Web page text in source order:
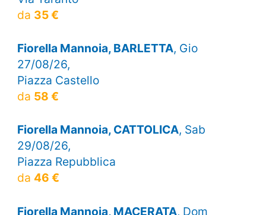
da 35 €
Fiorella Mannoia, BARLETTA, Gio
27/08/26,
Piazza Castello
da 58 €
Fiorella Mannoia, CATTOLICA, Sab
29/08/26,
Piazza Repubblica
da 46 €
Fiorella Mannoia, MACERATA, Dom